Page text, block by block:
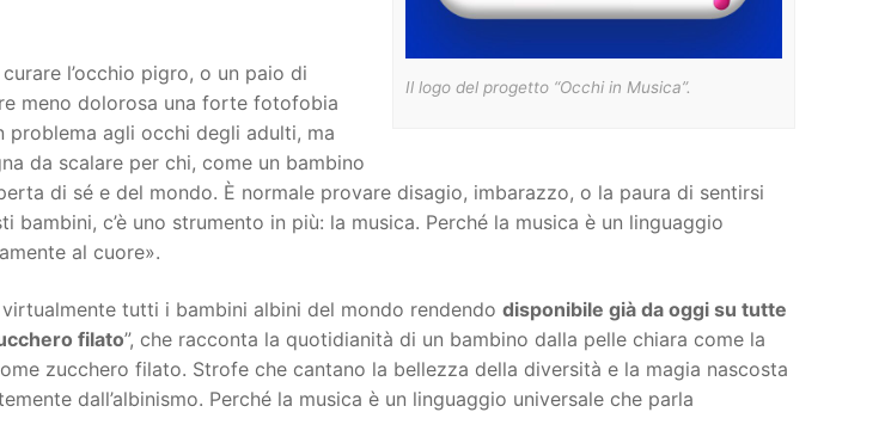
Il logo del progetto “Occhi in Musica”.
l’occhio pigro, o un paio di
meno dolorosa una forte fotofobia
problema agli occhi degli adulti, ma
da scalare per chi, come un bambino
di sé e del mondo. È normale provare disagio, imbarazzo, o la paura di sentirsi
bambini, c’è uno strumento in più: la musica. Perché la musica è un linguaggio
al cuore».
tutti i bambini albini del mondo rendendo disponibile già da oggi su tutte
filato”, che racconta la quotidianità di un bambino dalla pelle chiara come la
zucchero filato. Strofe che cantano la bellezza della diversità e la magia nascosta
dall’albinismo. Perché la musica è un linguaggio universale che parla